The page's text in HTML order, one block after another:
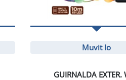
Muvit Io
GUIRNALDA EXTER.